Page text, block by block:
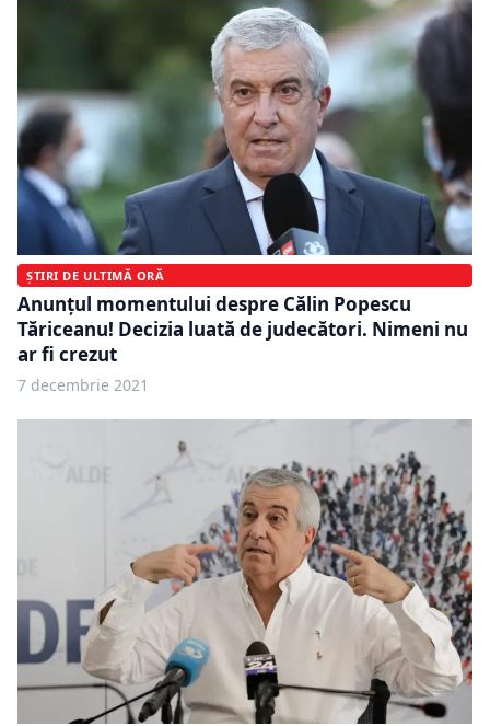
ȘTIRI DE ULTIMĂ ORĂ
Anunțul momentului despre Călin Popescu
Tăriceanu! Decizia luată de judecători. Nimeni nu
ar fi crezut
7 decembrie 2021